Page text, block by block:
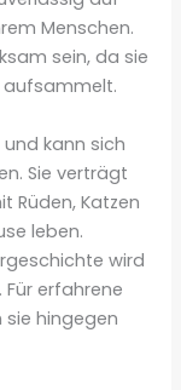
Menschen.
sein, da sie
aufsammelt.
kann sich
Sie verträgt
Rüden, Katzen
leben.
wird
erfahrene
sie hingegen